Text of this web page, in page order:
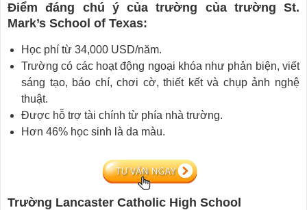
Điểm đáng chú ý của trường của trường St.
Mark’s School of Texas:
Học phí từ 34,000 USD/năm.
Trường có các hoạt động ngoại khóa như phản biện, viết
sáng tạo, báo chí, chơi cờ, thiết kết và chụp ảnh nghệ
thuật.
Được hỗ trợ tài chính từ phía nhà trường.
Hơn 46% học sinh là da màu.
Trường Lancaster Catholic High School